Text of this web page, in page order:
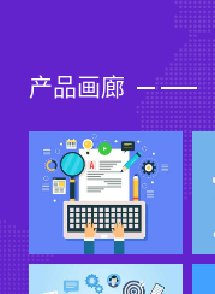
产品画廊